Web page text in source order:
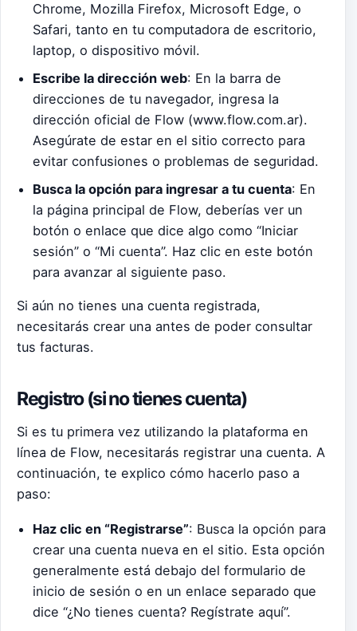
Chrome, Mozilla Firefox, Microsoft Edge, o
Safari, tanto en tu computadora de escritorio,
laptop, o dispositivo móvil.
Escribe la dirección web: En la barra de
direcciones de tu navegador, ingresa la
dirección oficial de Flow (www.flow.com.ar).
Asegúrate de estar en el sitio correcto para
evitar confusiones o problemas de seguridad.
Busca la opción para ingresar a tu cuenta: En
la página principal de Flow, deberías ver un
botón o enlace que dice algo como “Iniciar
sesión” o “Mi cuenta”. Haz clic en este botón
para avanzar al siguiente paso.
Si aún no tienes una cuenta registrada,
necesitarás crear una antes de poder consultar
tus facturas.
Registro (si no tienes cuenta)
Si es tu primera vez utilizando la plataforma en
línea de Flow, necesitarás registrar una cuenta. A
continuación, te explico cómo hacerlo paso a
paso:
Haz clic en “Registrarse”: Busca la opción para
crear una cuenta nueva en el sitio. Esta opción
generalmente está debajo del formulario de
inicio de sesión o en un enlace separado que
dice “¿No tienes cuenta? Regístrate aquí”.